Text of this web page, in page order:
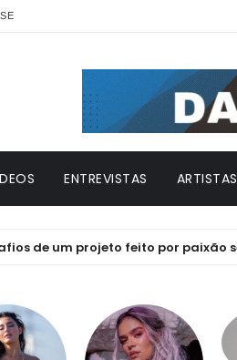
ENTREVISTAS ARTISTAS
um projeto feito por paixão sem